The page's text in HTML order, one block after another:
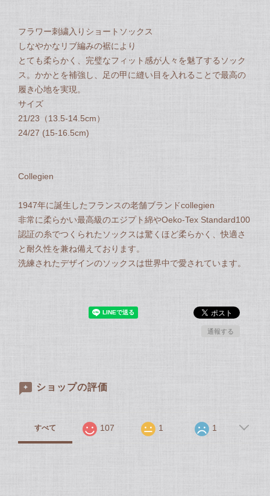
フラワー刺繍入りショートソックス
しなやかなリブ編みの裾により
とても柔らかく、完璧なフィット感が人々を魅了するソック
ス。かかとを補強し、足の甲に縫い目を入れることで最高の
履き心地を実現。
サイズ
21/23（13.5-14.5cm）
24/27 (15-16.5cm)
Collegien
1947年に誕生したフランスの老舗ブランドcollegien
非常に柔らかい最高級のエジプト綿やOeko-Tex Standard100
認証の糸でつくられたソックスは驚くほど柔らかく、快適さ
と耐久性を兼ね備えております。
洗練されたデザインのソックスは世界中で愛されています。
通報する
ショップの評価
すべて 107 1 1